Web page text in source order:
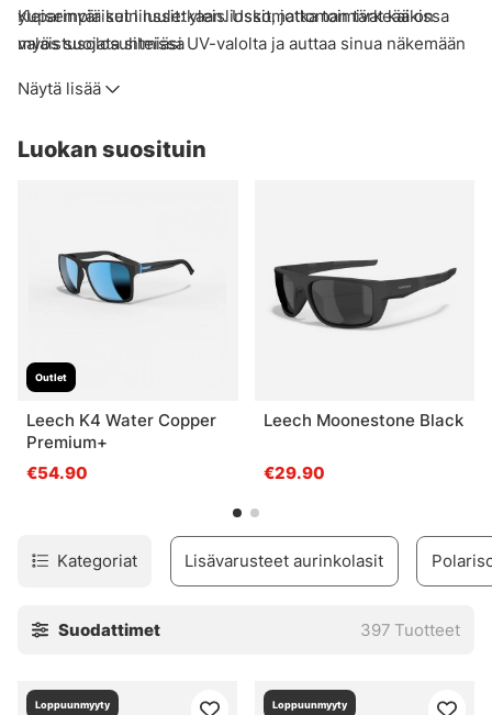
yleisempiä kuin luuletkaan. Uskomattoman tärkeää on
myös suojata silmiäsi UV-valolta ja auttaa sinua näkemään
kaikkien tuotteiden kohdalla, on olemassa hyvin erilaisia
kuitenkin todella hyvä UV-suoja.
Yleisesti ottaen linssien väri voidaan jakaa seuraavasti:
Kuparinväriset linssit: yleislinssit, jotka toimivat kaikissa
valaistusolosuhteissa
auringonvalossa
.
Näytä lisää
Luokan suosituin
Outlet
Leech K4 Water Copper
Premium+
€54.90
Leech Moonestone Black
€29.90
Kategoriat Lisävarusteet aurinkolasit
Suodattimet 397 Tuotteet
Loppuunmyyty Loppuunmyyty